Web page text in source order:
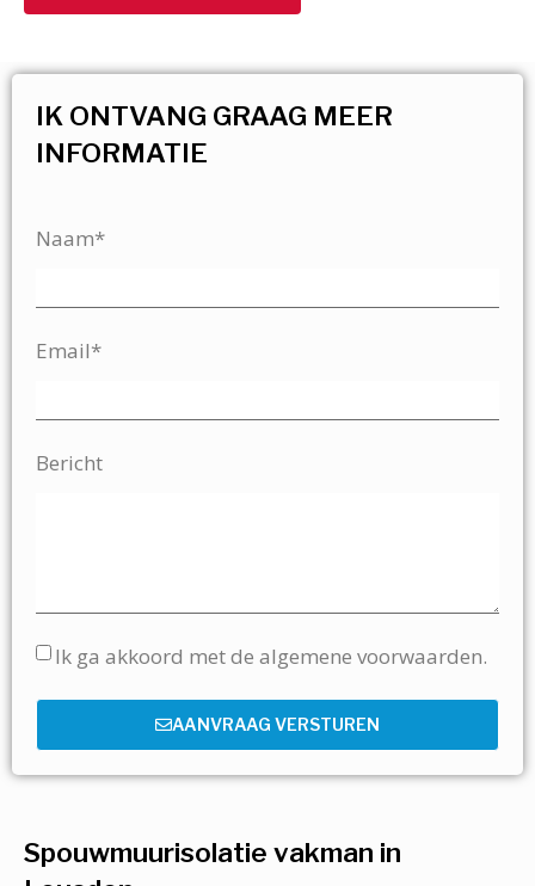
Spouwmuurisolatie vakman in
IK ONTVANG GRAAG MEER
INFORMATIE
Naam*
Email*
Bericht
Ik ga akkoord met de algemene voorwaarden.
AANVRAAG VERSTUREN